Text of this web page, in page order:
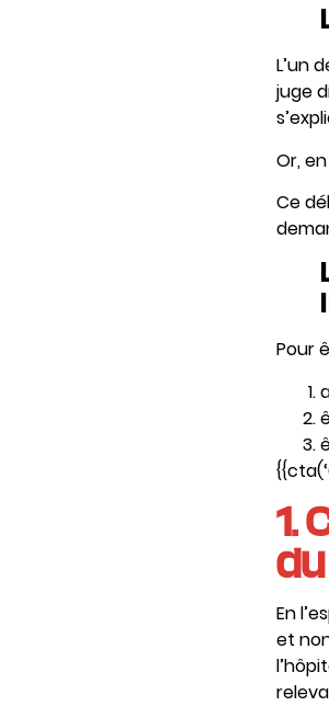
L’un
juge
Or,
Ce
Pour
1.
En
et